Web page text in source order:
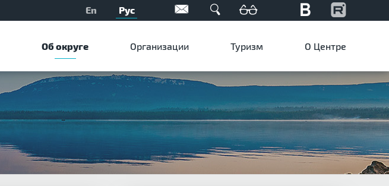
En Рус
Об округе Организации Туризм О Центре